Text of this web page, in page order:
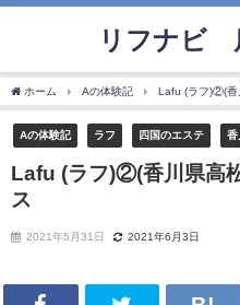
リフナビ®
ホーム Aの体験記 Lafu (ラフ)②(香
Aの体験記 ラフ 四国のエステ 香
Lafu (ラフ)②(香川県高
ス
2021年5月31日 2021年6月3日